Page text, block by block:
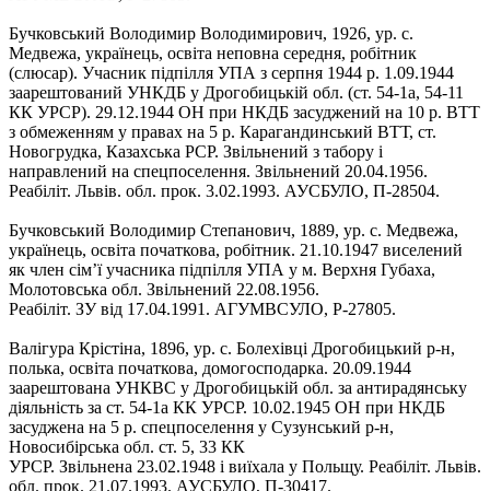
Бучковський Володимир Володимирович, 1926, ур. с.
Медвежа, українець, освіта неповна середня, робітник
(слюсар). Учасник підпілля УПА з серпня 1944 р. 1.09.1944
заарештований УНКДБ у Дрогобицькій обл. (ст. 54-1а, 54-11
КК УРСР). 29.12.1944 ОН при НКДБ засуджений на 10 р. ВТТ
з обмеженням у правах на 5 р. Карагандинський ВТТ, ст.
Новогрудка, Казахська РСР. Звільнений з табору і
направлений на спецпоселення. Звільнений 20.04.1956.
Реабіліт. Львів. обл. прок. 3.02.1993. АУСБУЛО, П-28504.
Бучковський Володимир Степанович, 1889, ур. с. Медвежа,
українець, освіта початкова, робітник. 21.10.1947 виселений
як член сім’ї учасника підпілля УПА у м. Верхня Губаха,
Молотовська обл. Звільнений 22.08.1956.
Реабіліт. ЗУ від 17.04.1991. АГУМВСУЛО, Р-27805.
Валігура Крістіна, 1896, ур. с. Болехівці Дрогобицький р-н,
полька, освіта початкова, домогосподарка. 20.09.1944
заарештована УНКВС у Дрогобицькій обл. за антирадянську
діяльність за ст. 54-1а КК УРСР. 10.02.1945 ОН при НКДБ
засуджена на 5 р. спецпоселення у Сузунський р-н,
Новосибірська обл. ст. 5, 33 КК
УРСР. Звільнена 23.02.1948 і виїхала у Польщу. Реабіліт. Львів.
обл. прок. 21.07.1993. АУСБУЛО, П-30417.